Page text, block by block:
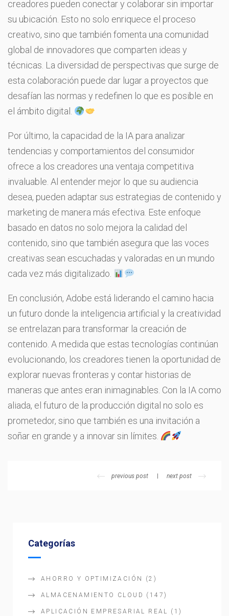
creadores pueden conectar y colaborar sin importar
su ubicación. Esto no solo enriquece el proceso
creativo, sino que también fomenta una comunidad
global de innovadores que comparten ideas y
técnicas. La diversidad de perspectivas que surge de
esta colaboración puede dar lugar a proyectos que
desafían las normas y redefinen lo que es posible en
el ámbito digital.
Por último, la capacidad de la IA para analizar
tendencias y comportamientos del consumidor
ofrece a los creadores una ventaja competitiva
invaluable. Al entender mejor lo que su audiencia
desea, pueden adaptar sus estrategias de contenido y
marketing de manera más efectiva. Este enfoque
basado en datos no solo mejora la calidad del
contenido, sino que también asegura que las voces
creativas sean escuchadas y valoradas en un mundo
cada vez más digitalizado.
En conclusión, Adobe está liderando el camino hacia
un futuro donde la inteligencia artificial y la creatividad
se entrelazan para transformar la creación de
contenido. A medida que estas tecnologías continúan
evolucionando, los creadores tienen la oportunidad de
explorar nuevas fronteras y contar historias de
maneras que antes eran inimaginables. Con la IA como
aliada, el futuro de la producción digital no solo es
prometedor, sino que también es una invitación a
soñar en grande y a innovar sin límites.
previous post next post
Categorías
AHORRO Y OPTIMIZACIÓN (2)
ALMACENAMIENTO CLOUD (147)
APLICACIÓN EMPRESARIAL REAL (1)